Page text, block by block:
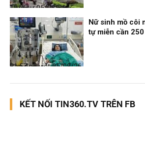
Thời sự
05/08/26, 12:06
Bạn đọc viết
05/08/26, 11:57
Nữ sinh mồ côi
tự miễn cần
KẾT NỐI TIN360.TV TRÊN FB